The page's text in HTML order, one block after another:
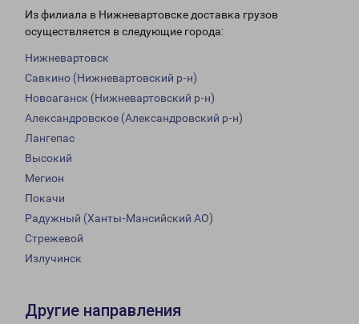
Из филиала в Нижневартовске доставка грузов
осуществляется в следующие города:
Нижневартовск
Савкино (Нижневартовский р-н)
Новоаганск (Нижневартовский р-н)
Александровское (Александровский р-н)
Лангепас
Высокий
Мегион
Покачи
Радужный (Ханты-Мансийский АО)
Стрежевой
Излучинск
Другие направления